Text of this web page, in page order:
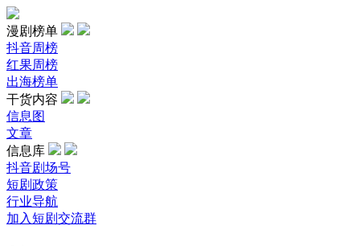
漫剧榜单
抖音周榜
红果周榜
出海榜单
干货内容
信息图
文章
信息库
抖音剧场号
短剧政策
行业导航
加入短剧交流群